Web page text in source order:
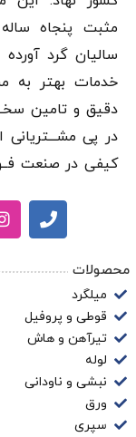
مثبت پنجاه
سالیان گرد
خدمات بهتر به
دقيق و تامین
در پی
کیفی در صنعت
محصولات
میلگرد
قوطی و پروفیل
تیرآهن و هاش
لوله
نبشی و ناودانی
ورق
سپری